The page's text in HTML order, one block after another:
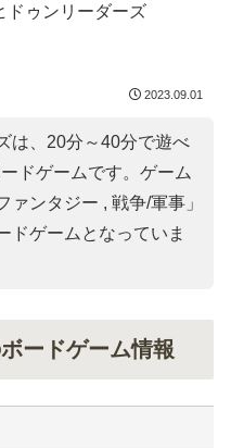
ドゥンリーダーズ
2023.09.01
は、20分～40分で遊べ
ドゲームです。ゲーム
ァンタジー , 戦争/軍事」
ドゲームとなっていま
ードゲーム情報